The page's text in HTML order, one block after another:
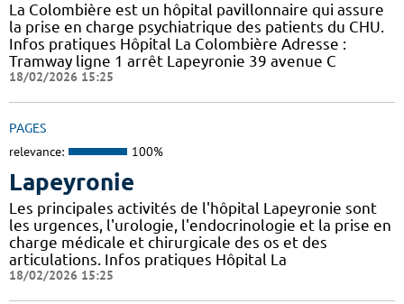
La Colombière est un hôpital pavillonnaire qui assure
la prise en charge psychiatrique des patients du CHU.
Infos pratiques Hôpital La Colombière Adresse :
Tramway ligne 1 arrêt Lapeyronie 39 avenue C
18/02/2026 15:25
PAGES
relevance: 100%
Lapeyronie
Les principales activités de l'hôpital Lapeyronie sont
les urgences, l'urologie, l'endocrinologie et la prise en
charge médicale et chirurgicale des os et des
articulations. Infos pratiques Hôpital La
18/02/2026 15:25